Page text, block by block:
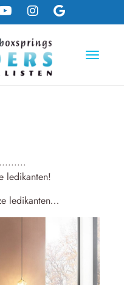
Toggle
ledikanten!
ledikanten...